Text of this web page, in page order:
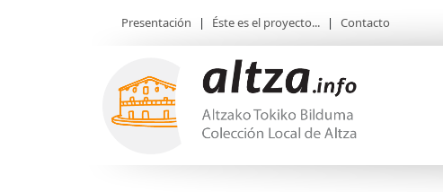
Presentación | Éste es el proyecto... | Contacto